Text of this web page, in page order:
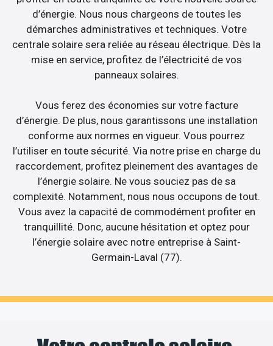
d’énergie. Nous nous chargeons de toutes les
démarches administratives et techniques. Votre
centrale solaire sera reliée au réseau électrique. Dès la
mise en service, profitez de l’électricité de vos
panneaux solaires.
Vous ferez des économies sur votre facture
d’énergie. De plus, nous garantissons une installation
conforme aux normes en vigueur. Vous pourrez
l’utiliser en toute sécurité. Via notre prise en charge du
raccordement, profitez pleinement des avantages de
l’énergie solaire. Ne vous souciez pas de sa
complexité. Notamment, nous nous occupons de tout.
Vous avez la capacité de commodément profiter en
tranquillité. Donc, aucune hésitation et optez pour
l’énergie solaire avec notre entreprise à Saint-
Germain-Laval (77).